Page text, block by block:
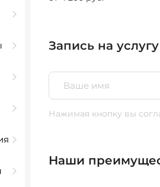
Запись на услугу
Нажимая кнопку вы
Наши